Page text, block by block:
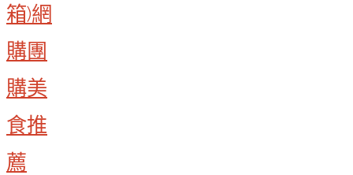
箱)網
購團
購美
食推
薦